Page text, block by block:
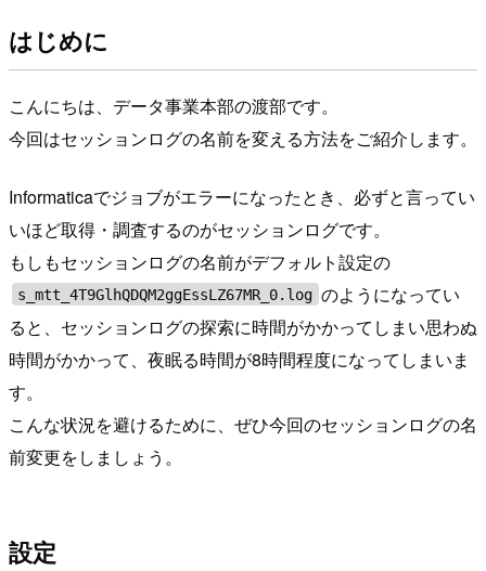
はじめに
こんにちは、データ事業本部の渡部です。
今回はセッションログの名前を変える方法をご紹介します。
Informaticaでジョブがエラーになったとき、必ずと言ってい
いほど取得・調査するのがセッションログです。
もしもセッションログの名前がデフォルト設定の
s_mtt_4T9GlhQDQM2ggEssLZ67MR_0.log のようになってい
ると、セッションログの探索に時間がかかってしまい思わぬ
時間がかかって、夜眠る時間が8時間程度になってしまいま
す。
こんな状況を避けるために、ぜひ今回のセッションログの名
前変更をしましょう。
設定